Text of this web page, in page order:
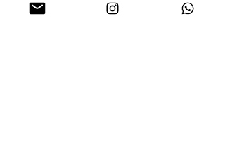
(consumir conteúdo curto) pelo